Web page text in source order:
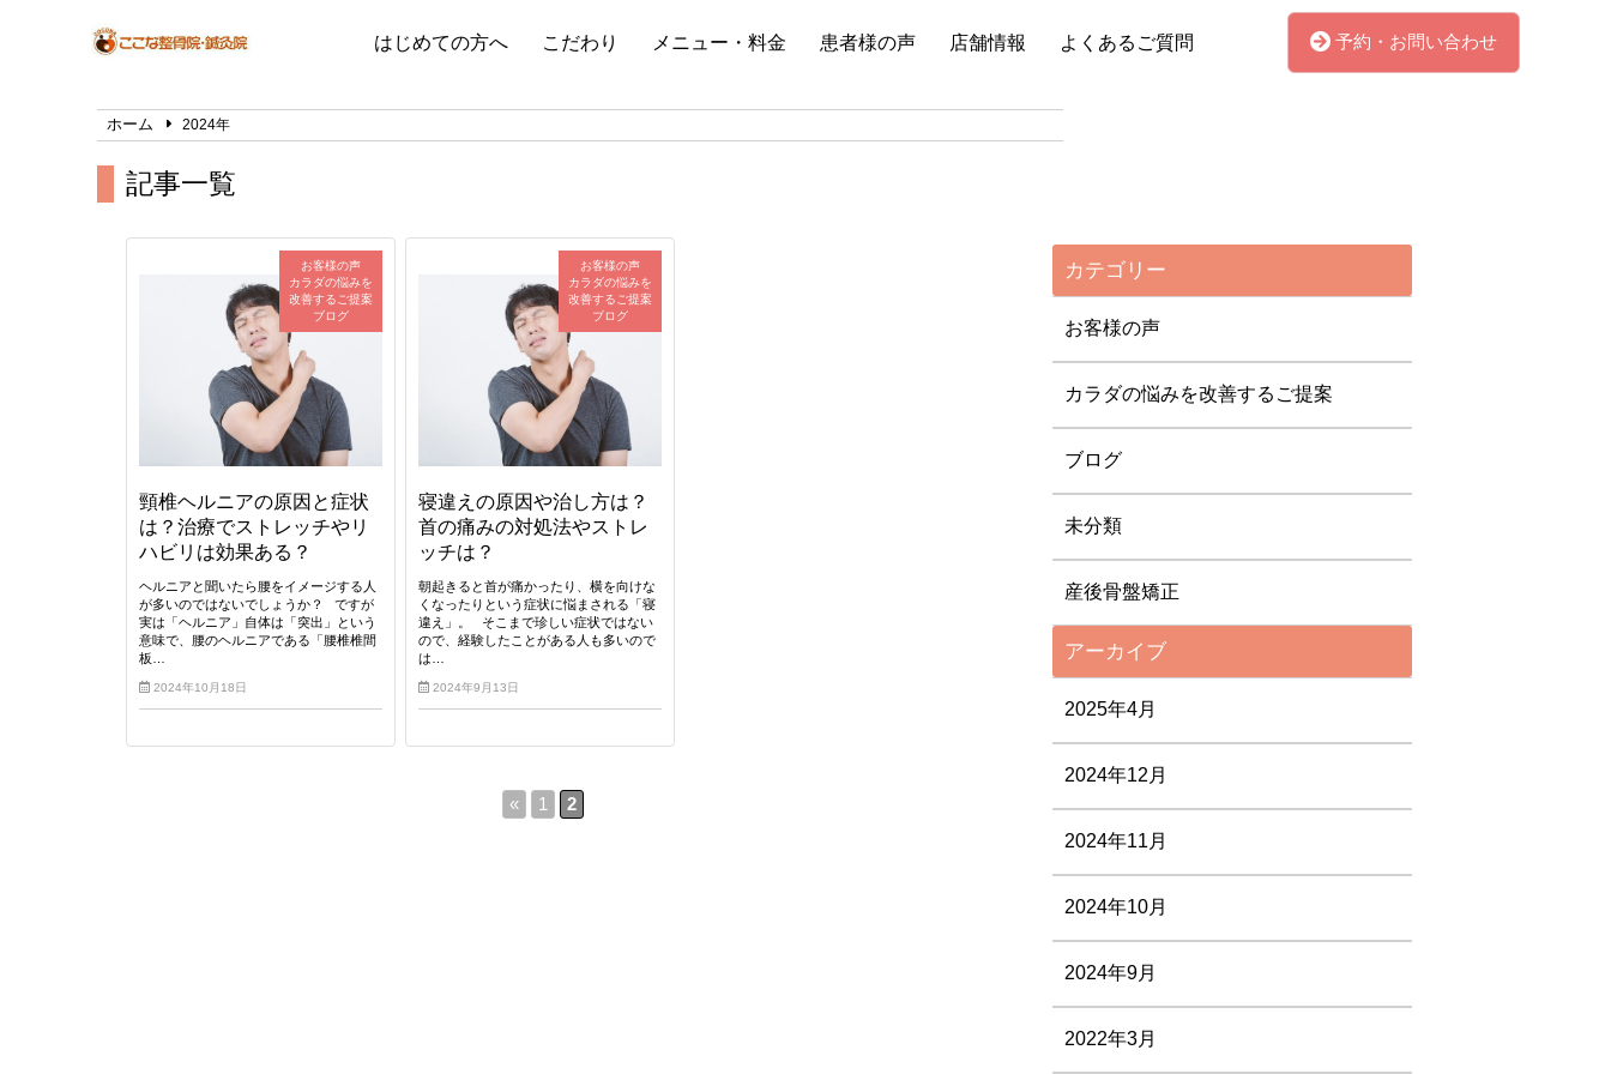
はじめての方へ こだわり メニュー・料金 患者様の声 店舗情報 よくあるご質問 予約・お問い合わせ
ホーム 2024年
記事一覧
お客様の声
カラダの悩みを
改善するご提案
ブログ
頸椎ヘルニアの原因と症状
は？治療でストレッチやリ
ハビリは効果ある？
ヘルニアと聞いたら腰をイメージする人
が多いのではないでしょうか？ ですが
実は「ヘルニア」自体は「突出」という
意味で、腰のヘルニアである「腰椎椎間
板…
2024年10月18日
お客様の声
カラダの悩みを
改善するご提案
ブログ
寝違えの原因や治し方は？
首の痛みの対処法やストレ
ッチは？
朝起きると首が痛かったり、横を向けな
くなったりという症状に悩まされる「寝
違え」。 そこまで珍しい症状ではない
ので、経験したことがある人も多いので
は…
2024年9月13日
« 1 2
カテゴリー
お客様の声
カラダの悩みを改善するご提案
ブログ
未分類
産後骨盤矯正
アーカイブ
2025年4月
2024年12月
2024年11月
2024年10月
2024年9月
2022年3月